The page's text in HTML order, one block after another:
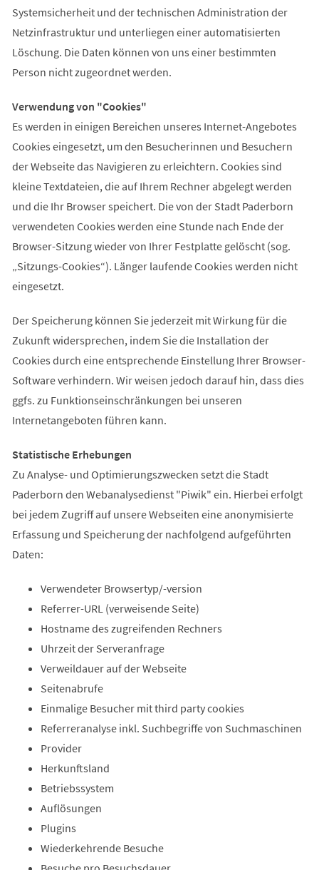
Systemsicherheit und der technischen Administration der
Netzinfrastruktur und unterliegen einer automatisierten
Löschung. Die Daten können von uns einer bestimmten
Person nicht zugeordnet werden.
Verwendung von "Cookies"
Es werden in einigen Bereichen unseres Internet-Angebotes
Cookies eingesetzt, um den Besucherinnen und Besuchern
der Webseite das Navigieren zu erleichtern. Cookies sind
kleine Textdateien, die auf Ihrem Rechner abgelegt werden
und die Ihr Browser speichert. Die von der Stadt Paderborn
verwendeten Cookies werden eine Stunde nach Ende der
Browser-Sitzung wieder von Ihrer Festplatte gelöscht (sog.
„Sitzungs-Cookies“). Länger laufende Cookies werden nicht
eingesetzt.
Der Speicherung können Sie jederzeit mit Wirkung für die
Zukunft widersprechen, indem Sie die Installation der
Cookies durch eine entsprechende Einstellung Ihrer Browser-
Software verhindern. Wir weisen jedoch darauf hin, dass dies
ggfs. zu Funktionseinschränkungen bei unseren
Internetangeboten führen kann.
Statistische Erhebungen
Zu Analyse- und Optimierungszwecken setzt die Stadt
Paderborn den Webanalysedienst "Piwik" ein. Hierbei erfolgt
bei jedem Zugriff auf unsere Webseiten eine anonymisierte
Erfassung und Speicherung der nachfolgend aufgeführten
Daten:
Verwendeter Browsertyp/-version
Referrer-URL (verweisende Seite)
Hostname des zugreifenden Rechners
Uhrzeit der Serveranfrage
Verweildauer auf der Webseite
Seitenabrufe
Einmalige Besucher mit third party cookies
Referreranalyse inkl. Suchbegriffe von Suchmaschinen
Provider
Herkunftsland
Betriebssystem
Auflösungen
Plugins
Wiederkehrende Besuche